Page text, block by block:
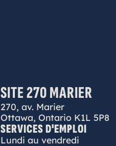
SITE 270 MARIER
270, av. Marier
Ottawa, Ontario K1L 5P8
SERVICES D'EMPLOI
Lundi au vendredi